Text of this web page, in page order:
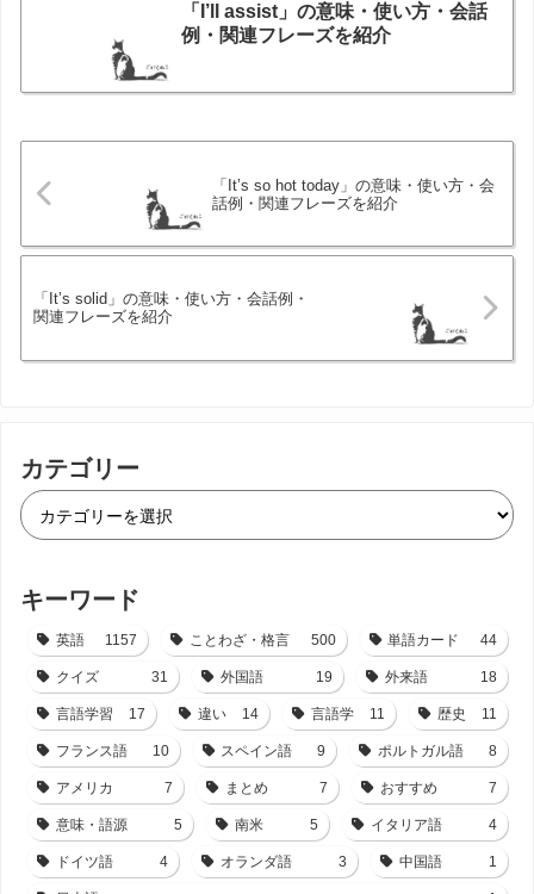
「I’ll assist」の意味・使い方・会話
例・関連フレーズを紹介
「It’s so hot today」の意味・使い方・会
話例・関連フレーズを紹介
「It’s solid」の意味・使い方・会話例・
関連フレーズを紹介
カテゴリー
キーワード
英語 1157 ことわざ・格言 500 単語カード 44
クイズ 31 外国語 19 外来語 18
言語学習 17 違い 14 言語学 11 歴史 11
フランス語 10 スペイン語 9 ポルトガル語 8
アメリカ 7 まとめ 7 おすすめ 7
意味・語源 5 南米 5 イタリア語 4
ドイツ語 4 オランダ語 3 中国語 1